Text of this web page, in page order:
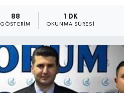
88
GÖSTERIM
1 DK
OKUNMA SÜRESI